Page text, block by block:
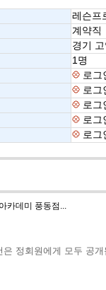
레슨프
계약직
경기
1명
로그
로그
로그
로그
로그
데미 풍동점...
정회원에게 모두 공개